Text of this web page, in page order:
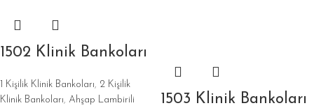
1502 Klinik Bankoları
1 Kişilik Klinik Bankoları, 2 Kişilik
Klinik Bankoları, Ahşap Lambirili
1503 Klinik Bankoları